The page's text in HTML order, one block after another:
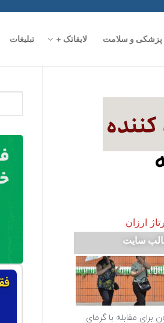
پزشکی و سلامت لایفاتک + تبلیغات
سایت
برای مقابله با گرمای